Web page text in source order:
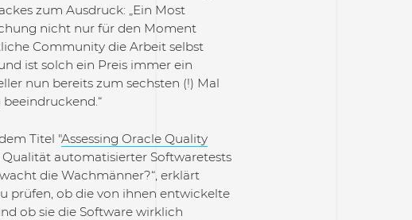
zum Ausdruck: „Ein Most
nicht nur für den Moment
Community die Arbeit selbst
ist solch ein Preis immer ein
nun bereits zum sechsten (!) Mal
Titel "Assessing Oracle Quality
automatisierter Softwaretests
die Wachmänner?“, erklärt
prüfen, ob die von ihnen entwickelte
ob sie die Software wirklich